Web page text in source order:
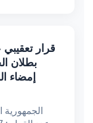
بطلان
إمضاء